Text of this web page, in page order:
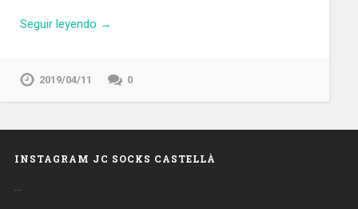
Seguir leyendo →
2019/04/11 0
INSTAGRAM JC SOCKS CASTELLÀ